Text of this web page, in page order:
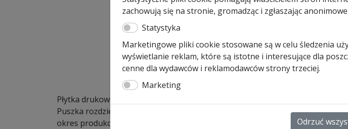
Płytka drukowana zabezpieczenia krawędzi zamykającej
Puszka rozdzielcza płyty bramy
okres produkcji od 2003-10-01 – art. nr 638188
zachowują się na stronie, gromadząc i zgłaszając
Statystyka
Marketingowe pliki cookie stosowane są w celu śledzenia
wyświetlanie reklam, które są istotne i interesujące dla
cenne dla wydawców i reklamodawców strony trzeciej.
Marketing
Odrzuć